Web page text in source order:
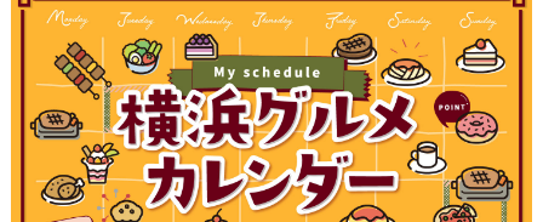
観光ガイド
ランキング
ブログ記事